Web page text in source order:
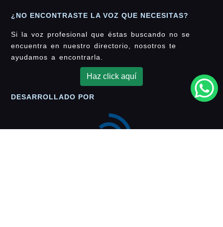
¿NO ENCONTRASTE LA VOZ QUE NECESITAS?
Si la voz profesional que éstas buscando no se
encuentra en nuestro directorio, nosotros te
ayudamos a encontrarla.
Haz click aquí
DESARROLLADO POR